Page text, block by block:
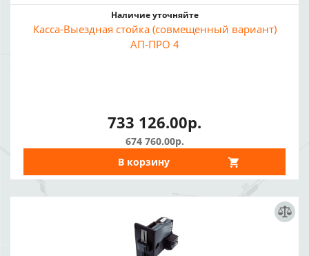
Наличие уточняйте
Касса-Выездная стойка (совмещенный вариант)
АП-ПРО 4
733 126.00р.
674 760.00р.
В корзину